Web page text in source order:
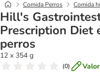
Comida Perros Comida
Hill's
Prescription Diet
perros
12 x 354 g
(0)